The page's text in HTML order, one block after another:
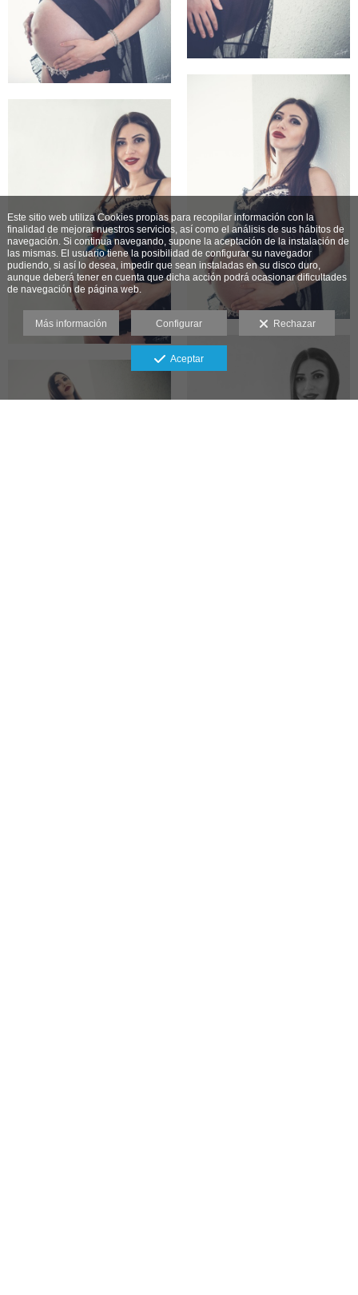
Este sitio web utiliza Cookies propias para recopilar información con la
finalidad de mejorar nuestros servicios, así como el análisis de sus hábitos de
navegación. Si continua navegando, supone la aceptación de la instalación de
las mismas. El usuario tiene la posibilidad de configurar su navegador
pudiendo, si así lo desea, impedir que sean instaladas en su disco duro,
aunque deberá tener en cuenta que dicha acción podrá ocasionar dificultades
de navegación de página web.
Más información Configurar Rechazar
Aceptar